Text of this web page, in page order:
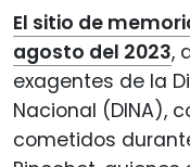
El sitio de
agosto del 2023,
exagentes de la
Nacional (DINA),
cometidos